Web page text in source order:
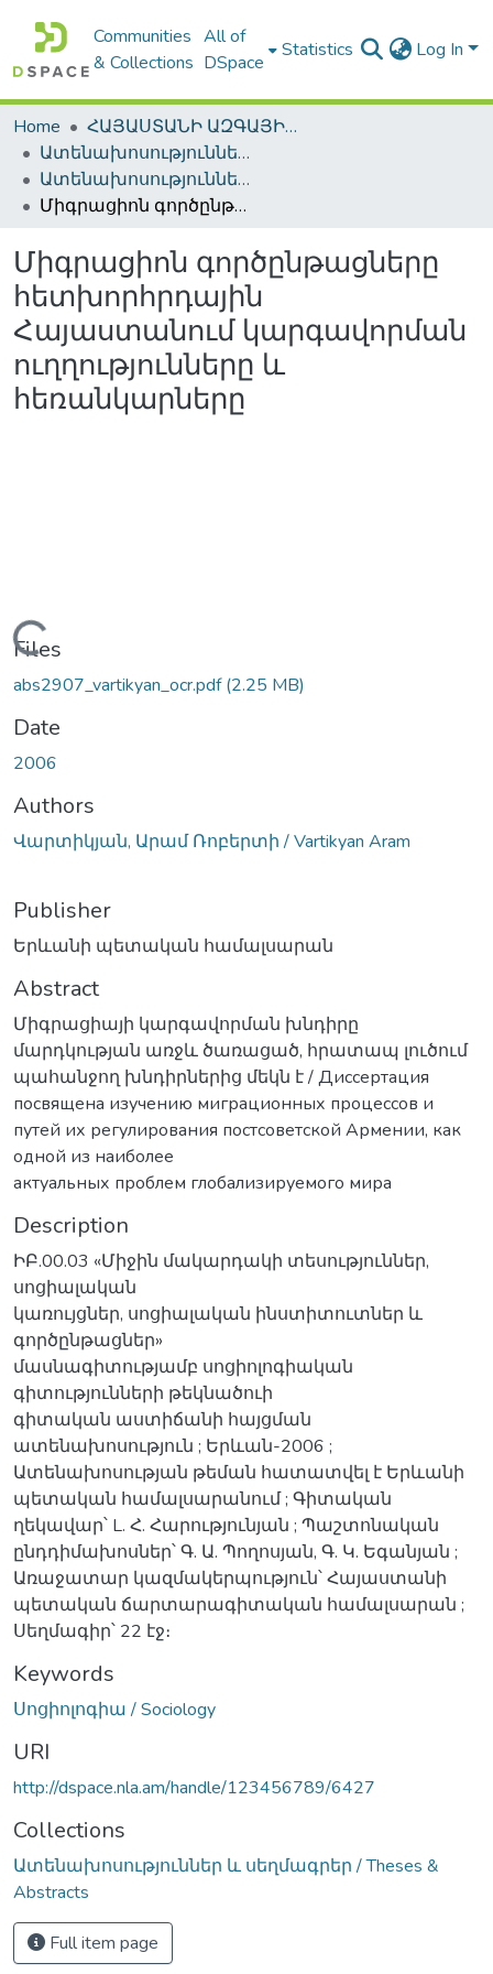
Communities
& Collections
All of
DSpace
Statistics Log In
Home
ՀԱՅԱՍՏԱՆԻ ԱԶԳԱՅԻՆ ԳՐԱԴԱՐԱՆԻ ԹՎԱՅԻՆ ՊԱՀՈՑ / DIGITAL REPOSITORY OF NLA
Ատենախոսություններ և սեղմագրեր / Theses & Abstracts
Ատենախոսություններ և սեղմագրեր / Theses & Abstracts
Միգրացիոն գործընթացները հետխորհրդային Հայաստանում կարգավորման ուղղությունները և հեռանկարները
Միգրացիոն գործընթացները
հետխորհրդային
Հայաստանում կարգավորման
ուղղությունները և
հեռանկարները
Loading...
Files
abs2907_vartikyan_ocr.pdf(2.25 MB)
Date
2006
Authors
Վարտիկյան, Արամ Ռոբերտի / Vartikyan Aram
Publisher
Երևանի պետական համալսարան
Abstract
Միգրացիայի կարգավորման խնդիրը
մարդկության առջև ծառացած, հրատապ լուծում
պահանջող խնդիրներից մեկն է / Диссертация
посвящена изучению миграционных процессов и
путей их регулирования постсоветской Армении, как
одной из наиболее
актуальных проблем глобализируемого мира
Description
ԻԲ.00.03 «Միջին մակարդակի տեսություններ,
սոցիալական
կառույցներ, սոցիալական ինստիտուտներ և
գործընթացներ»
մասնագիտությամբ սոցիոլոգիական
գիտությունների թեկնածուի
գիտական աստիճանի հայցման
ատենախոսություն ; Երևան-2006 ;
Ատենախոսության թեման հատատվել է Երևանի
պետական համալսարանում ; Գիտական
ղեկավար՝ L. Հ. Հարությունյան ; Պաշտոնական
ընդդիմախոսներ՝ Գ. Ա. Պողոսյան, Գ. Կ. Եգանյան ;
Առաջատար կազմակերպություն՝ Հայաստանի
պետական ճարտարագիտական համալսարան ;
Սեղմագիր՝ 22 էջ։
Keywords
Սոցիոլոգիա / Sociology
URI
http://dspace.nla.am/handle/123456789/6427
Collections
Ատենախոսություններ և սեղմագրեր / Theses &
Abstracts
Full item page